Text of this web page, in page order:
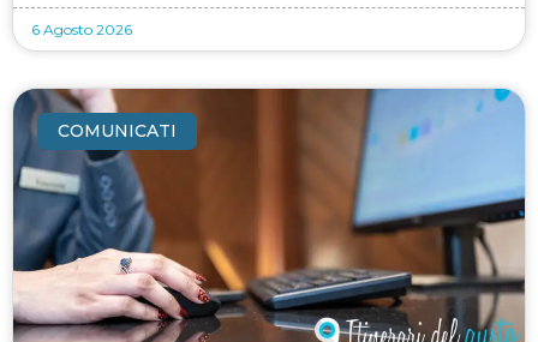
6 Agosto 2026
COMUNICATI